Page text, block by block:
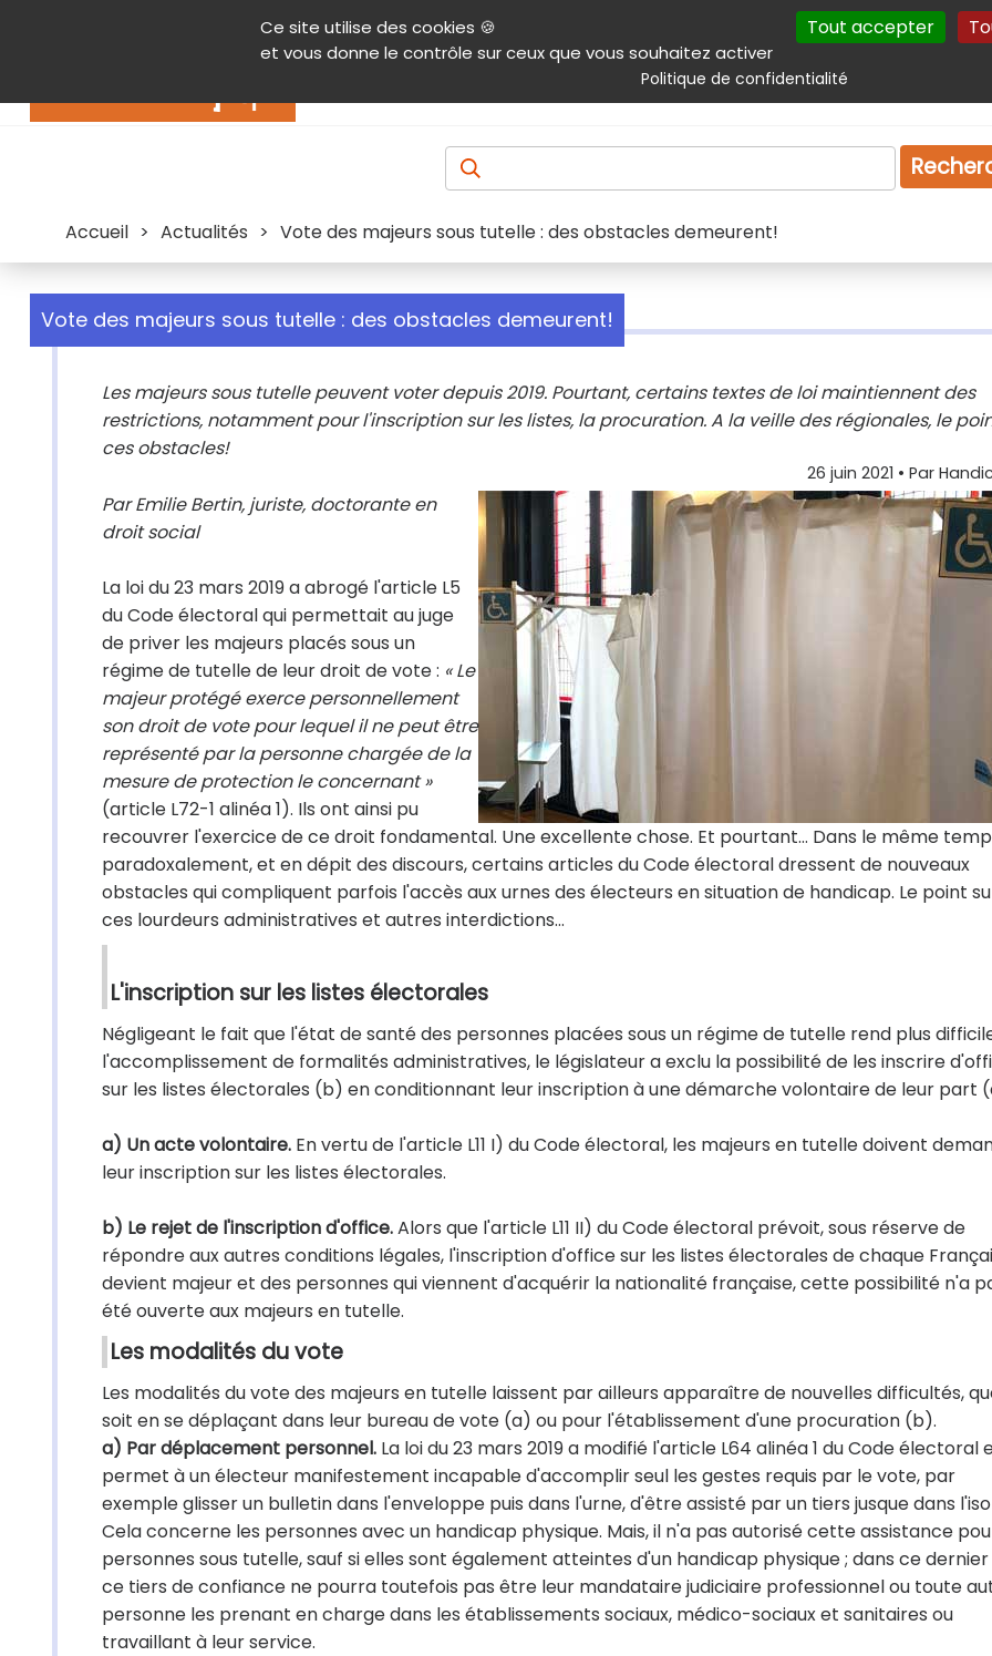
Ce site utilise des cookies 🍪
et vous donne le contrôle sur ceux que vous souhaitez activer
Tout accepter
Politique de confidentialité
Contenu Aide et accessibilité Menu principal Autres services Plan du site
Produits & services Emploi Droit
Accueil > Actualités > Vote des majeurs sous tutelle : des obstacles demeurent!
Vote des majeurs sous tutelle : des obstacles demeurent!
Les majeurs sous tutelle peuvent voter depuis 2019. Pourtant, certains textes de loi maintiennent des
restrictions, notamment pour l'inscription sur les listes, la procuration. A la veille des régionales, le
ces obstacles!
26 juin 2021 • Par
Par Emilie Bertin, juriste, doctorante en
droit social
La loi du 23 mars 2019 a abrogé l'article L5
du Code électoral qui permettait au juge
de priver les majeurs placés sous un
régime de tutelle de leur droit de vote : « Le
majeur protégé exerce personnellement
son droit de vote pour lequel il ne peut être
représenté par la personne chargée de la
mesure de protection le concernant »
(article L72-1 alinéa 1). Ils ont ainsi pu
recouvrer l'exercice de ce droit fondamental. Une excellente chose. Et pourtant… Dans le même
paradoxalement, et en dépit des discours, certains articles du Code électoral dressent de nouveaux
obstacles qui compliquent parfois l'accès aux urnes des électeurs en situation de handicap. Le point
ces lourdeurs administratives et autres interdictions…
L'inscription sur les listes électorales
Négligeant le fait que l'état de santé des personnes placées sous un régime de tutelle rend plus
l'accomplissement de formalités administratives, le législateur a exclu la possibilité de les inscrire
sur les listes électorales (b) en conditionnant leur inscription à une démarche volontaire de leur part
a) Un acte volontaire. En vertu de l'article L11 I) du Code électoral, les majeurs en tutelle doivent
leur inscription sur les listes électorales.
b) Le rejet de l'inscription d'office.Alors que l'article L11 II) du Code électoral prévoit, sous réserve de
répondre aux autres conditions légales, l'inscription d'office sur les listes électorales de chaque
devient majeur et des personnes qui viennent d'acquérir la nationalité française, cette possibilité n'a
été ouverte aux majeurs en tutelle.
Les modalités du vote
Les modalités du vote des majeurs en tutelle laissent par ailleurs apparaître de nouvelles difficultés,
soit en se déplaçant dans leur bureau de vote (a) ou pour l'établissement d'une procuration (b).
a) Par déplacement personnel. La loi du 23 mars 2019 a modifié l'article L64 alinéa 1 du Code électoral
permet à un électeur manifestement incapable d'accomplir seul les gestes requis par le vote, par
exemple glisser un bulletin dans l'enveloppe puis dans l'urne, d'être assisté par un tiers jusque dans
Cela concerne les personnes avec un handicap physique. Mais, il n'a pas autorisé cette assistance
personnes sous tutelle, sauf si elles sont également atteintes d'un handicap physique ; dans ce dernier
ce tiers de confiance ne pourra toutefois pas être leur mandataire judiciaire professionnel ou toute
personne les prenant en charge dans les établissements sociaux, médico-sociaux et sanitaires ou
travaillant à leur service.